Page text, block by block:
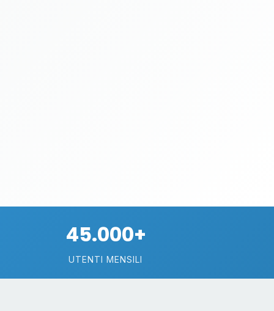
45.000+
UTENTI MENSILI